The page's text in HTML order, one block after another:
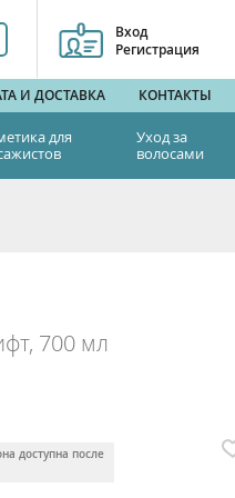
Вход
Регистрация
И ДОСТАВКА КОНТАКТЫ
для
Уход за
волосами
700 мл
доступна после